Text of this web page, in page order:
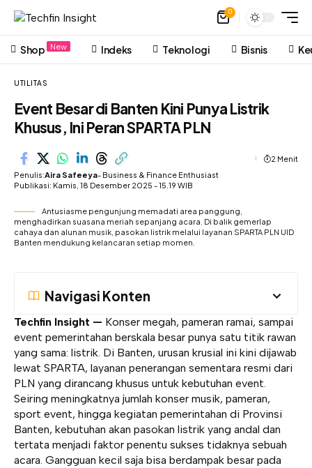
0
Shop New Indeks Teknologi Bisnis
UTILITAS
Event Besar di Banten Kini Punya Listrik
Khusus, Ini Peran SPARTA PLN
Penulis:Aira Safeeya- Business & Finance Enthusiast
Publikasi: Kamis, 18 Desember 2025 - 15.19 WIB
2 Menit
Antusiasme pengunjung memadati area panggung,
menghadirkan suasana meriah sepanjang acara. Di balik gemerlap
cahaya dan alunan musik, pasokan listrik melalui layanan SPARTA PLN UID
Banten mendukung kelancaran setiap momen.
Navigasi Konten
Techfin Insight — Konser megah, pameran ramai, sampai
event pemerintahan berskala besar punya satu titik rawan
yang sama: listrik. Di Banten, urusan krusial ini kini dijawab
lewat SPARTA, layanan penerangan sementara resmi dari
PLN yang dirancang khusus untuk kebutuhan event.
Seiring meningkatnya jumlah konser musik, pameran,
sport event, hingga kegiatan pemerintahan di Provinsi
Banten, kebutuhan akan pasokan listrik yang andal dan
tertata menjadi faktor penentu sukses tidaknya sebuah
acara. Gangguan kecil saja bisa berdampak besar pada